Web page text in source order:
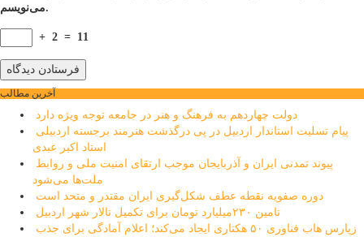
می‌نویسم.
+ 2 = 11
آخرین مطالب
دولت چهاردهم به فرهنگ و هنر در جامعه توجه ویژه دارد
استاد اکبر عبدی
ملت‌ها می‌شود
دوره صفویه نقطه عطف شکل‌گیری ایران مقتدر و متحد است
تامین ۲۳۰میلیارد تومان برای تکمیل تالار شهر اردبیل